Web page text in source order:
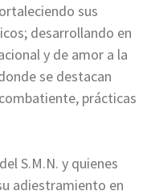
sus
desarrollando en
y de amor a la
se destacan
prácticas
S.M.N. y quienes
adiestramiento en